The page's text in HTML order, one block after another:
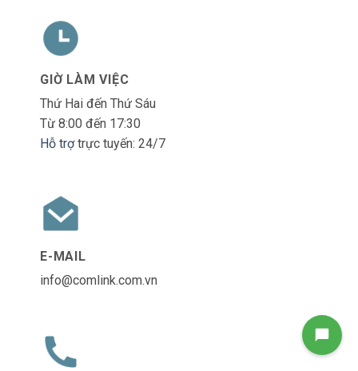
GIỜ LÀM VIỆC
Thứ Hai đến Thứ Sáu
Từ 8:00 đến 17:30
Hỗ trợtrực tuyến: 24/7
E-MAIL
info@comlink.com.vn